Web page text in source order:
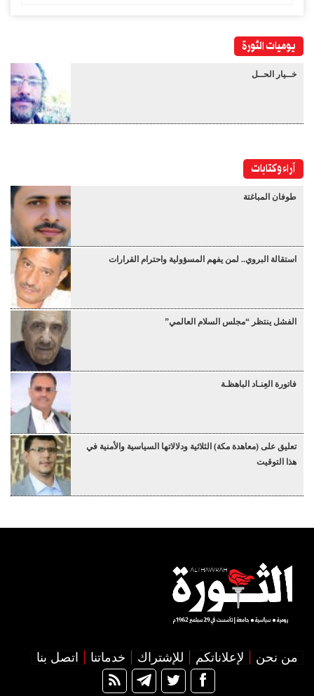
يوميات الثورة
خــيار الحــل
آراء وكتابات
طوفان المباغتة
استقالة البروي.. لمن يفهم المسؤولية واحترام القرارات
الفشل ينتظر “مجلس السلام العالمي”
فاتورة العِنـاد الباهظـة
تعليق على (معاهدة مكة) الثلاثية ودلالاتها السياسية والأمنية في
هذا التوقيت
من نحن لإعلاناتكم للإشتراك خدماتنا اتصل بنا